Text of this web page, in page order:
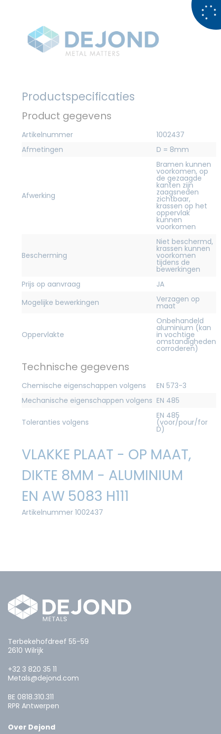
Productspecificaties
Product gegevens
Artikelnummer
1002437
Afmetingen
D = 8mm
Afwerking
Bramen kunnen
voorkomen, op
de gezaagde
kanten zijn
zaagsneden
zichtbaar,
krassen op het
oppervlak
kunnen
voorkomen
Bescherming
Niet beschermd,
krassen kunnen
voorkomen
tijdens de
bewerkingen
Prijs op aanvraag
JA
Mogelijke bewerkingen
Verzagen op
maat
Oppervlakte
Onbehandeld
aluminium (kan
in vochtige
omstandigheden
corroderen)
Technische gegevens
Chemische eigenschappen volgens
EN 573-3
Mechanische eigenschappen volgens EN 485
Toleranties volgens
EN 485
(voor/pour/for
D)
VLAKKE PLAAT - OP MAAT,
DIKTE 8MM - ALUMINIUM
EN AW 5083 H111
Artikelnummer 1002437
Terbekehofdreef 55-59
2610 Wilrijk
+32 3 820 35 11
Metals@dejond.com
BE 0818.310.311
RPR Antwerpen
Over Dejond